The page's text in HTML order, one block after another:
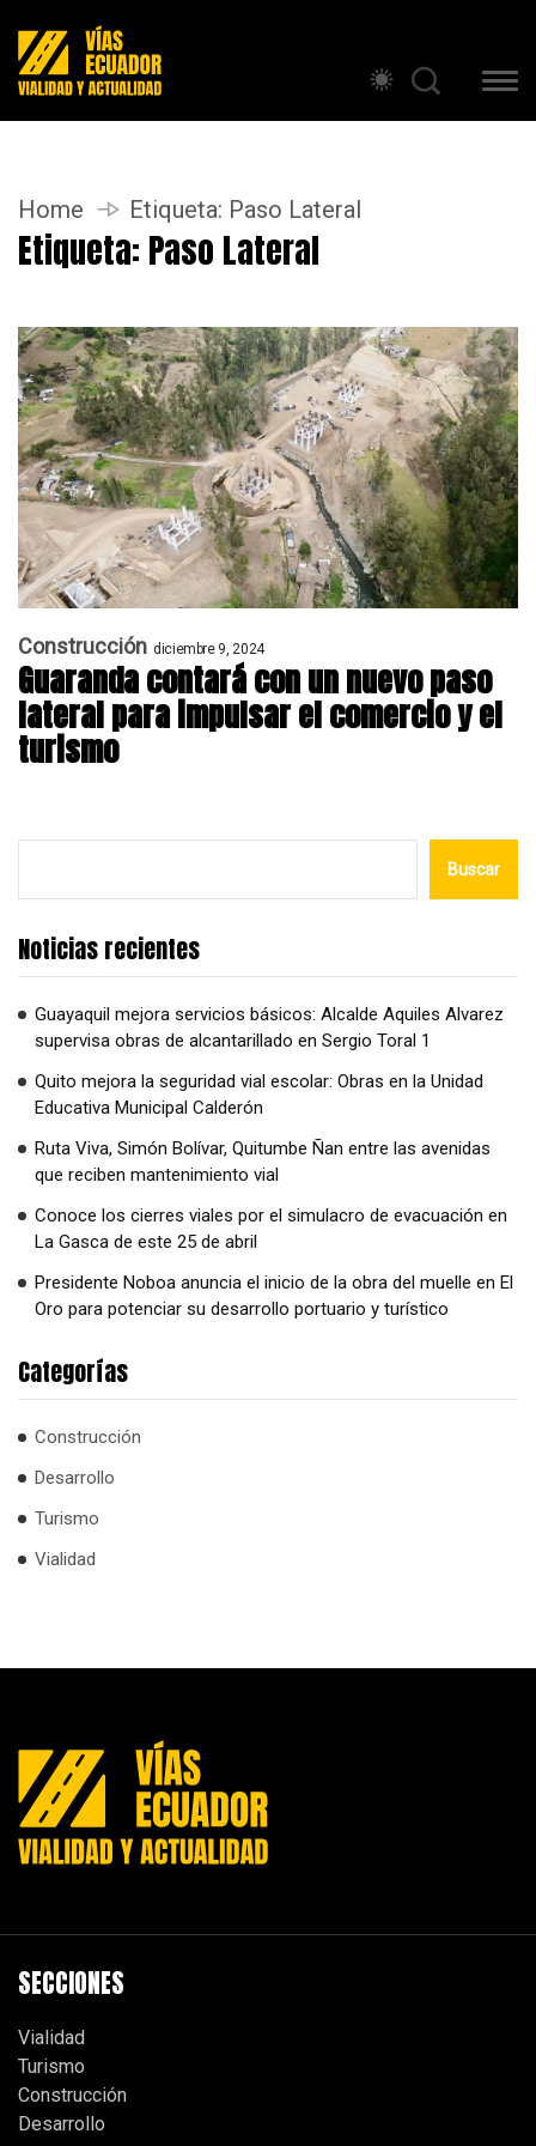
Home Etiqueta: Paso Lateral
Etiqueta: Paso Lateral
Construcción diciembre 9, 2024
Guaranda contará con un nuevo paso
lateral para impulsar el comercio y el
turismo
Buscar
Noticias recientes
Guayaquil mejora servicios básicos: Alcalde Aquiles Alvarez
supervisa obras de alcantarillado en Sergio Toral 1
Quito mejora la seguridad vial escolar: Obras en la Unidad
Educativa Municipal Calderón
Ruta Viva, Simón Bolívar, Quitumbe Ñan entre las avenidas
que reciben mantenimiento vial
Conoce los cierres viales por el simulacro de evacuación en
La Gasca de este 25 de abril
Presidente Noboa anuncia el inicio de la obra del muelle en El
Oro para potenciar su desarrollo portuario y turístico
Categorías
Construcción
Desarrollo
Turismo
Vialidad
SECCIONES
Vialidad
Turismo
Construcción
Desarrollo